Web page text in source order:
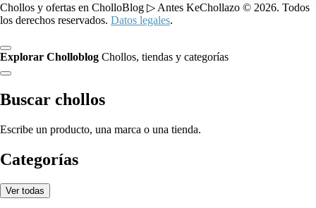
Chollos y ofertas en CholloBlog ▷ Antes KeChollazo © 2026. Todos
los derechos reservados. Datos legales.
Explorar Cholloblog Chollos, tiendas y categorías
Buscar chollos
Escribe un producto, una marca o una tienda.
Categorías
Ver todas